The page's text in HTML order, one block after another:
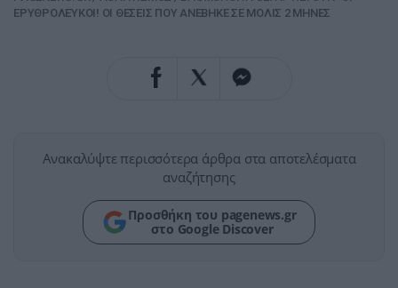
ΕΡΥΘΡΟΛΕΥΚΟΙ! ΟΙ ΘΕΣΕΙΣ ΠΟΥ ΑΝΕΒΗΚΕ ΣΕ ΜΟΛΙΣ 2 ΜΗΝΕΣ
Ανακαλύψτε περισσότερα άρθρα στα αποτελέσματα
αναζήτησης
Προσθήκη του pagenews.gr
στο Google Discover